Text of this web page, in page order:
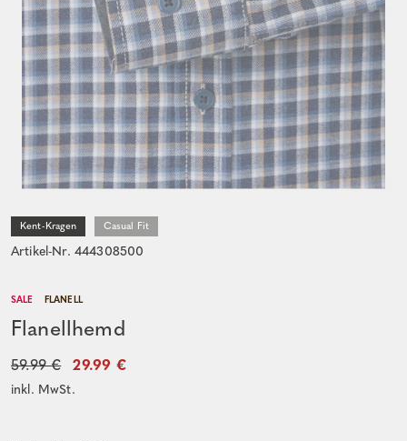
Kent-Kragen Casual Fit
Artikel-Nr. 444308500
SALE FLANELL
Flanellhemd
59.99 € 29.99 €
inkl. MwSt.